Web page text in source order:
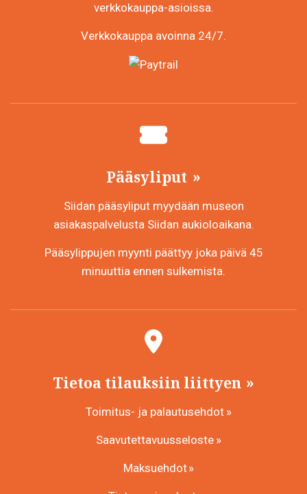
verkkokauppa-asioissa.
Verkkokauppa avoinna 24/7.
Pääsyliput
Siidan pääsyliput myydään museon
asiakaspalvelusta Siidan aukioloaikana.
Pääsylippujen myynti päättyy joka päivä 45
minuuttia ennen sulkemista.
Tietoa tilauksiin liittyen
Toimitus- ja palautusehdot
Saavutettavuusseloste
Maksuehdot